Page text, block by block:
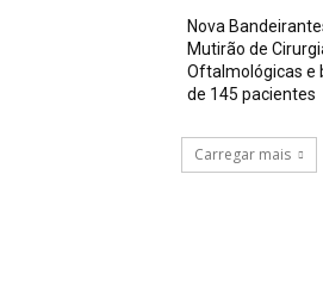
Nova
Mutirão de
Oftalmológicas e
de 145 pacientes
Carregar mais